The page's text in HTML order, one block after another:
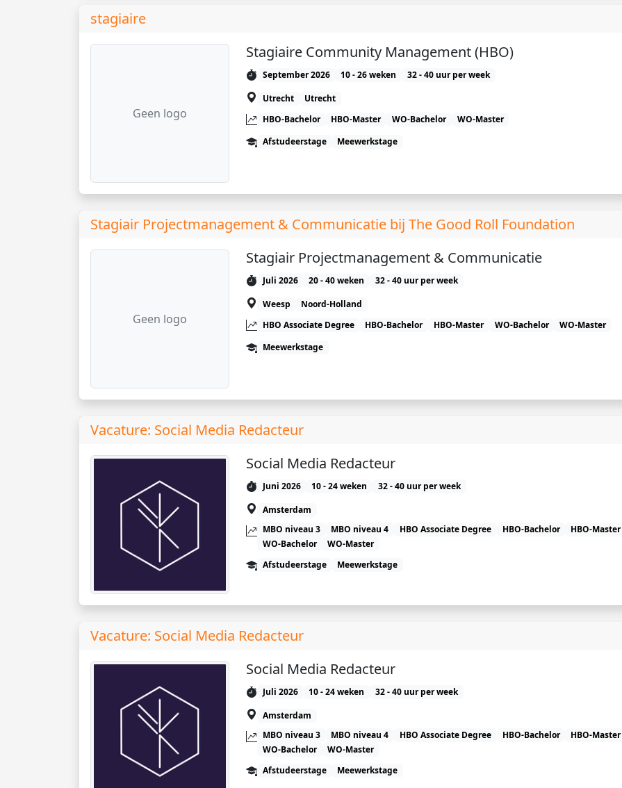
stagiaire
Geen logo
Stagiaire Community Management (HBO)
September 2026 10 - 26 weken
32 - 40 uur per week
Utrecht
Utrecht
HBO-Bachelor
HBO-Master WO-Bachelor
WO-Master
Afstudeerstage
Meewerkstage
Stagiair Projectmanagement & Communicatie bij The Good Roll Foundation
Geen logo
Stagiair Projectmanagement & Communicatie
Juli 2026 20 - 40 weken
32 - 40 uur per week
Weesp
Noord-Holland
HBO Associate Degree
HBO-Bachelor HBO-Master WO-Bachelor
WO-Master
Meewerkstage
Vacature: Social Media Redacteur
Social Media Redacteur
Juni 2026 10 - 24 weken
32 - 40 uur per week
Amsterdam
MBO niveau 3
MBO niveau 4 HBO Associate Degree HBO-Bachelor
HBO-Master
WO-Bachelor
WO-Master
Afstudeerstage
Meewerkstage
Vacature: Social Media Redacteur
Social Media Redacteur
Juli 2026 10 - 24 weken
32 - 40 uur per week
Amsterdam
MBO niveau 3
MBO niveau 4 HBO Associate Degree HBO-Bachelor
HBO-Master
WO-Bachelor
WO-Master
Afstudeerstage
Meewerkstage